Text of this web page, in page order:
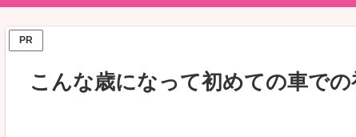
PR
こんな歳になって初めての車での